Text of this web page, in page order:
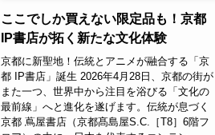
ここでしか買えない限定品も！京都
IP書店が拓く新たな文化体験
京都に新聖地！伝統とアニメが融合する「京
都 IP書店」誕生 2026年4月28日、京都の街が
また一つ、世界中から注目を浴びる「文化の
最前線」へと進化を遂げます。伝統が息づく
京都 蔦屋書店（京都髙島屋S.C.［T8］6階フ